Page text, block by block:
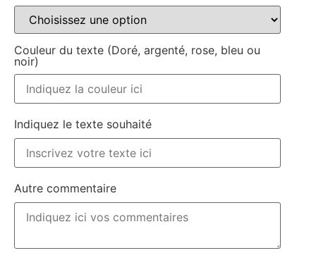
Couleur du texte (Doré, argenté, rose, bleu ou
noir)
Indiquez le texte souhaité
Autre commentaire